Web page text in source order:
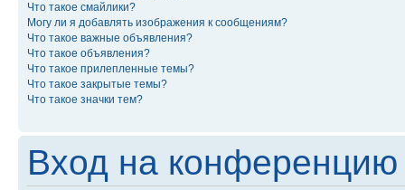
Что такое смайлики?
Могу ли я добавлять изображения к сообщениям?
Что такое важные объявления?
Что такое объявления?
Что такое прилепленные темы?
Что такое закрытые темы?
Что такое значки тем?
Вход на конференцию